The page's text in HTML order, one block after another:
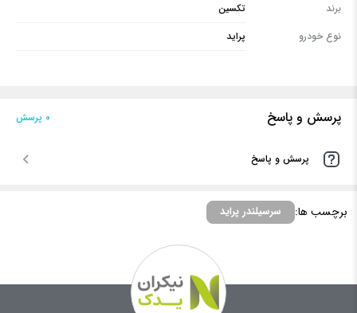
برند
تکسین
نوع خودرو
پراید
پرسش و پاسخ 0 پرسش‌
پرسش و پاسخ
برچسب ها: سرسیلندر پراید